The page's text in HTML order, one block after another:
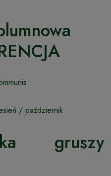
/ październik
gruszy